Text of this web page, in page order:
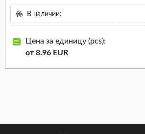
В наличии:
Цена за единицу (pcs):
от 8.96 EUR